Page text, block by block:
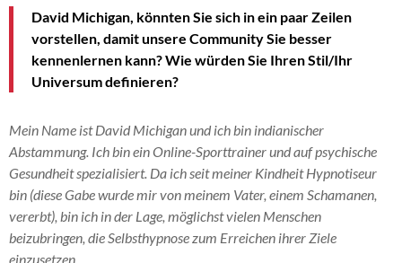
David Michigan, könnten Sie sich in ein paar Zeilen
vorstellen, damit unsere Community Sie besser
kennenlernen kann? Wie würden Sie Ihren Stil/Ihr
Universum definieren?
Mein Name ist David Michigan und ich bin indianischer
Abstammung. Ich bin ein Online-Sporttrainer und auf psychische
Gesundheit spezialisiert. Da ich seit meiner Kindheit Hypnotiseur
bin (diese Gabe wurde mir von meinem Vater, einem Schamanen,
vererbt), bin ich in der Lage, möglichst vielen Menschen
beizubringen, die Selbsthypnose zum Erreichen ihrer Ziele
einzusetzen.